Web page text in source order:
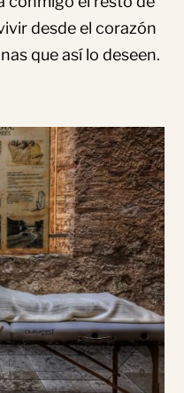
desde el corazón
que así lo deseen.